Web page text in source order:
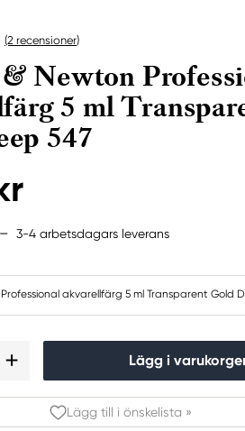
(2 recensioner)
Newton
5 ml
547
3-4 arbetsdagars leverans
akvarellfärg 5 ml Transparent Gold
Lägg i
Lägg till i önskelista »